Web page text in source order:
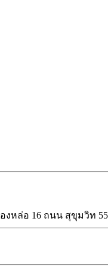
องหล่อ 16 ถนน สุขุมวิท